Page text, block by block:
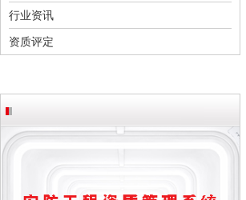
行业资讯
资质评定